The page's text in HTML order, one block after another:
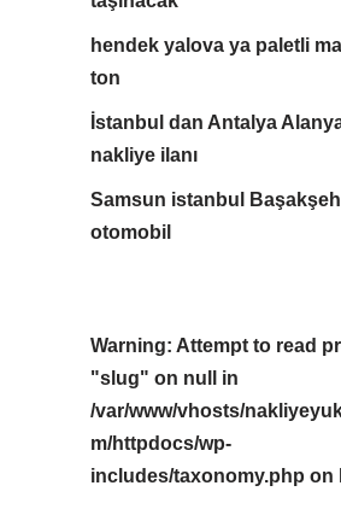
hendek yalova ya paletli
ton
İstanbul dan Antalya
nakliye ilanı
Samsun istanbul
otomobil
Warning: Attempt to read
"slug" on null in
/var/www/vhosts/
m/httpdocs/wp-
includes/taxonomy.php on